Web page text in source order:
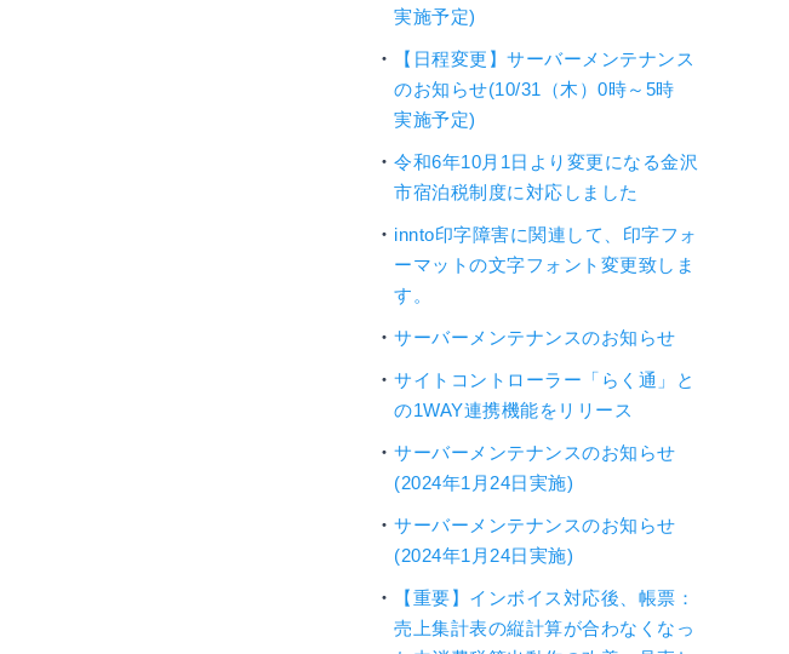
実施予定)
【日程変更】サーバーメンテナンス
のお知らせ(10/31（木）0時～5時
実施予定)
令和6年10月1日より変更になる金沢
市宿泊税制度に対応しました
innto印字障害に関連して、印字フォ
ーマットの文字フォント変更致しま
す。
サーバーメンテナンスのお知らせ
サイトコントローラー「らく通」と
の1WAY連携機能をリリース
サーバーメンテナンスのお知らせ
(2024年1月24日実施)
サーバーメンテナンスのお知らせ
(2024年1月24日実施)
【重要】インボイス対応後、帳票：
売上集計表の縦計算が合わなくなっ